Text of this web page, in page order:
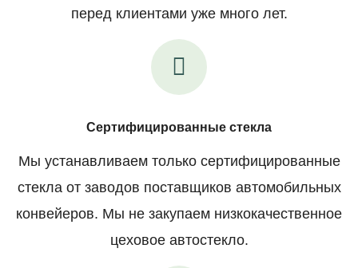
перед клиентами уже много лет.
Сертифицированные стекла
Мы устанавливаем только сертифицированные
стекла от заводов поставщиков автомобильных
конвейеров. Мы не закупаем низкокачественное
цеховое автостекло.